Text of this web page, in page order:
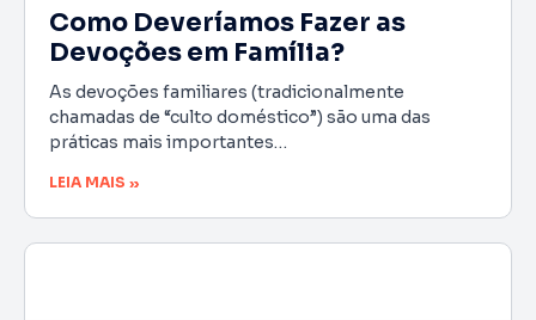
Como Deveríamos Fazer as
Devoções em Família?
As devoções familiares (tradicionalmente
chamadas de “culto doméstico”) são uma das
práticas mais importantes…
LEIA MAIS »